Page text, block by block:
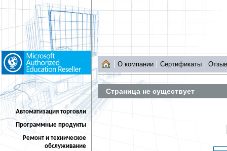
Автоматизация торговли
Программные продукты
Ремонт и техническое
обслуживание
О компании Сертификаты
Страница не существует